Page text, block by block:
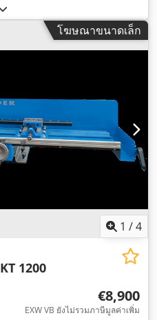
โฆษณาขนาดเล็ก
1 /4
KT 1200
€8,900
EXW VB ยังไม่รวมภาษีมูลค่าเพิ่ม